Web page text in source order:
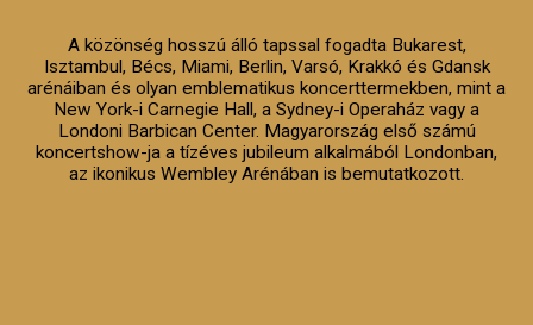
A közönség hosszú álló tapssal fogadta Bukarest,
Isztambul, Bécs, Miami, Berlin, Varsó, Krakkó és Gdansk
arénáiban és olyan emblematikus koncerttermekben, mint a
New York-i Carnegie Hall, a Sydney-i Operaház vagy a
Londoni Barbican Center. Magyarország első számú
koncertshow-ja a tízéves jubileum alkalmából Londonban,
az ikonikus Wembley Arénában is bemutatkozott.